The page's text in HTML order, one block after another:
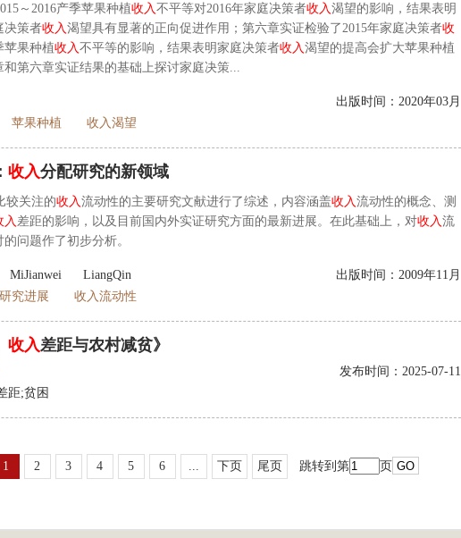
～2016产季苹果种植收入不平等对2016年家庭决策者收入渴望的影响，结果表明
决策者收入渴望具有显著的正向促进作用；第六章实证检验了2015年家庭决策者收
苹果种植收入不平等的影响，结果表明家庭决策者收入渴望的提高会扩大苹果种植
和第六章实证结果的基础上探讨家庭决策...
出版时间：2020年03月
苹果种植 收入渴望
收入分配研究的新领域
较关注的收入流动性的主要研究文献进行了综述，内容涵盖收入流动性的概念、测
入 差距的影响，以及目前国内外实证研究方面的最新进展。在此基础上，对收入流
问题作了初步分析。
MiJianwei LiangQin
出版时间：2009年11月
研究进展 收入流动性
收入差距与农村减贫》
发布时间：2025-07-11
距;贫困
1 2 3 4 5 6 ... 下页 尾页 跳转到第 页